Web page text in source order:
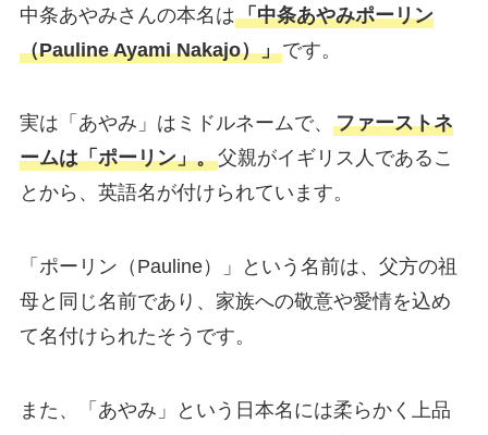
中条あやみさんの本名は「中条あやみポーリン
（Pauline Ayami Nakajo）」です。
実は「あやみ」はミドルネームで、 ファーストネ
ームは「ポーリン」。父親がイギリス人であるこ
とから、英語名が付けられています。
「ポーリン（Pauline）」という名前は、父方の祖
母と同じ名前であり、家族への敬意や愛情を込め
て名付けられたそうです。
また、「あやみ」という日本名には柔らかく上品